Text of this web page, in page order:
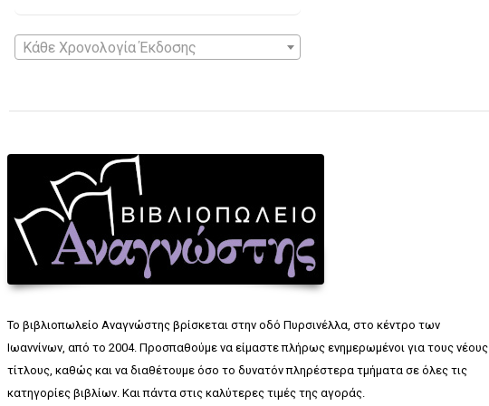
Κάθε Χρονολογία Έκδοσης
Το βιβλιοπωλείο Αναγνώστης βρίσκεται στην οδό Πυρσινέλλα, στο κέντρο των
Ιωαννίνων, από το 2004. Προσπαθούμε να είμαστε πλήρως ενημερωμένοι για τους νέους
τίτλους, καθώς και να διαθέτουμε όσο το δυνατόν πληρέστερα τμήματα σε όλες τις
κατηγορίες βιβλίων. Και πάντα στις καλύτερες τιμές της αγοράς.